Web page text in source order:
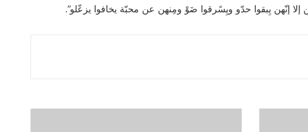
إلا إنّهن يِبقوا حدّو ويِسًرقوا ضَوْ ومِنهن عن محبّة يخافوا يزعّلو”.